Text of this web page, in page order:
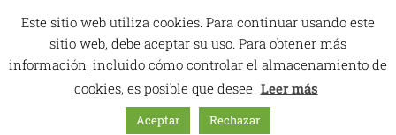
contenido
Este sitio web utiliza cookies. Para continuar usando este
sitio web, debe aceptar su uso. Para obtener más
información, incluido cómo controlar el almacenamiento de
cookies, es posible que desee Leer más
Aceptar Rechazar